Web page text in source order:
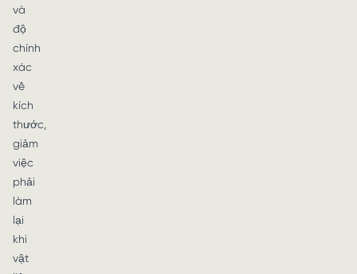
và
độ
chính
xác
về
kích
thước,
giảm
việc
phải
làm
lại
khi
vật